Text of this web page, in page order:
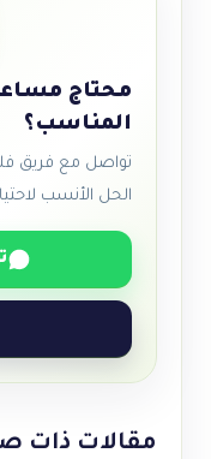
محتاج
المناسب؟
تواصل مع فريق
الحل الأنسب
مقالات ذات